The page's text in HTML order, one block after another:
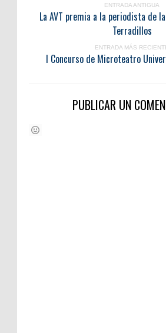
ENTRADA ANTIGUA
La AVT premia a la periodista de la
Terradillos
ENTRADA MÁS
I Concurso de Microteatro
PUBLICAR UN